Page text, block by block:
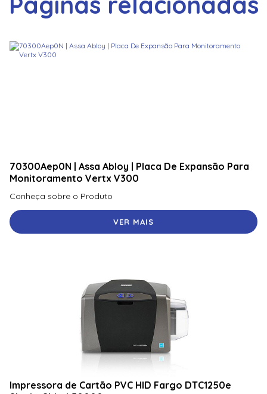
70300Aep0N | Assa Abloy | Placa De Expansão Para
Monitoramento Vertx V300
Conheça sobre o Produto
VER MAIS
Impressora de Cartão PVC HID Fargo DTC1250e